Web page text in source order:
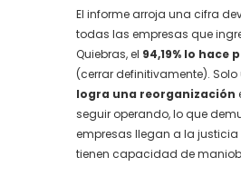
El informe arroja una cifra
todas las empresas que
Quiebras, el 94,19% lo hace
(cerrar definitivamente).
logra una reorganización
seguir operando, lo que
empresas llegan a la
tienen capacidad de